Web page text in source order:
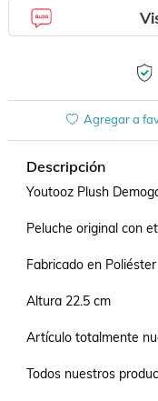
Agregar a
Descripción
Youtooz Plush
Peluche original con
Fabricado en Poliéster
Altura 22.5 cm
Artículo totalmente